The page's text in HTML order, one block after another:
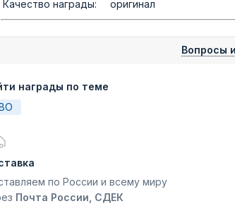
Качество награды:
оригинал
Вопросы
награды по теме
по России и всему миру
Почта России, СДЕК